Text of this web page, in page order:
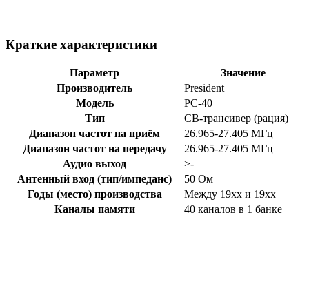
Краткие характеристики
Параметр
Значение
Производитель
President
Модель
PC-40
Тип
CB-трансивер (рация)
Диапазон частот на приём
26.965-27.405 МГц
Диапазон частот на передачу
26.965-27.405 МГц
Аудио выход
>-
Антенный вход (тип/импеданс)
50 Ом
Годы (место) производства
Между 19xx и 19xx
Каналы памяти
40 каналов в 1 банке